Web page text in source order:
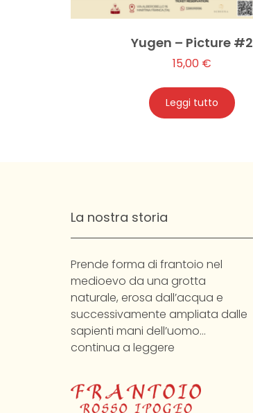
Yugen – Picture #2
15,00 €
Leggi tutto
La nostra storia
Prende forma di frantoio nel
medioevo da una grotta
naturale, erosa dall’acqua e
successivamente ampliata dalle
sapienti mani dell’uomo…
continua a leggere